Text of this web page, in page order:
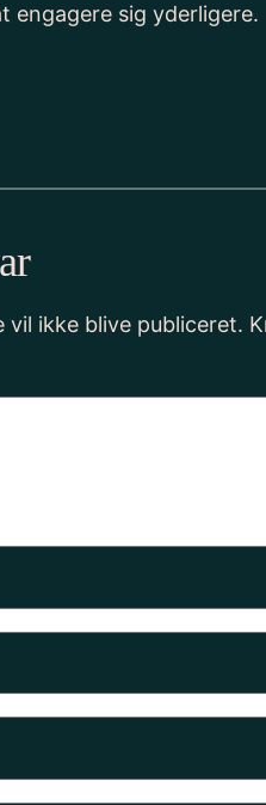
engagere sig yderligere.
vil ikke blive publiceret.